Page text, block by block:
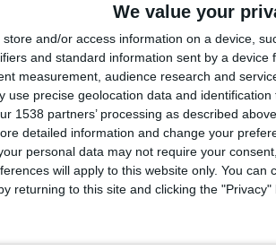
We value your
store and/or access information on a device,
and standard information sent by a device
measurement, audience research and
use precise geolocation data and
1538 partners’ processing as described
detailed information and change your
personal data may not require your
will apply to this website only. You
returning to this site and clicking the
del mes
de la semana
No
🇺🇸 We noticed you’re
an English-speaking
Join our American version now
the firsts to submit your
leaderboards!